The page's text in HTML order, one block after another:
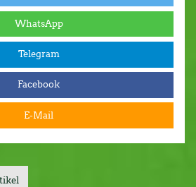
WhatsApp
Telegram
Facebook
E-Mail